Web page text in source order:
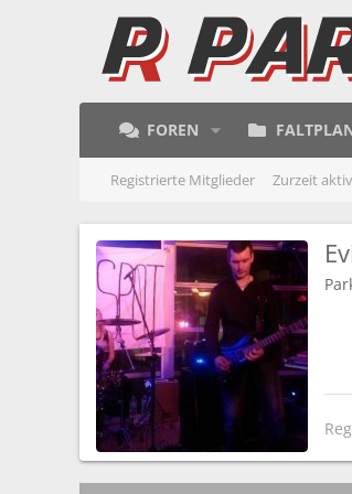
FOREN
Registrierte Mitglieder Zurzeit